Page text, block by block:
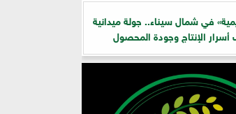
في شمال سيناء.. جولة ميدانية
الإنتاج وجودة المحصول